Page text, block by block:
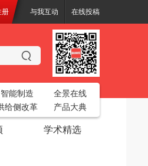
册 与我互动 在线投稿
智能制造
全景在线
给侧改革 产品大典
学术精选